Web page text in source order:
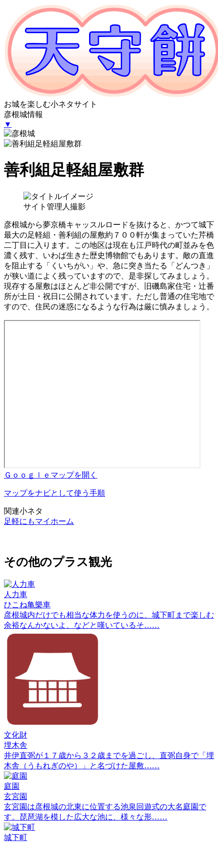
お城を楽しむ小ネタサイト
彦根城情報
▼
善利組足軽組屋敷群
サイト管理人撮影
彦根城から夢京橋キャッスルロードを抜けると、かつて城下
最大の足軽組・善利組の屋敷約７００軒が集まっていた芹橋
二丁目に入ります。この地区は現在も江戸時代の町並みを色
濃く残す、いわば生きた歴史博物館でもあります。敵の直進
を阻止する「くいちがい」や、急に突き当たる「どんつき」
が狭い道によく残っていますので、是非探してみましょう。
現存する屋敷はほとんど非公開ですが、旧磯島家住宅・辻番
所が土日・祝日に公開されています。ただし普通の住宅地で
すので、住民の迷惑になるような行為は厳に慎みましょう。
Ｇｏｏｇｌｅマップを開く
マップをナビとして使う手順
関連小ネタ
足軽にもマイホーム
その他のプラス観光
人力車
ひこね亀樂車
彦根城内だけでも相当な体力を使うのに、城下町まで楽しむ
余裕なんかないよ、などと嘆いているそ……
文化財
埋木舎
井伊直弼が１７歳から３２歳までを過ごし、直弼自身で「埋
木舎（うもれぎのや）」と名づけた屋敷……
庭園
玄宮園
玄宮園は彦根城の北東に位置する池泉回遊式の大名庭園で
す。琵琶湖を模した広大な池に、様々な形……
城下町